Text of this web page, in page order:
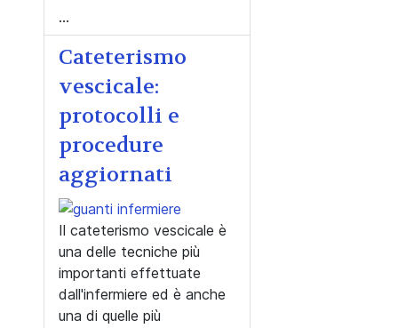
...
Cateterismo
vescicale:
protocolli e
procedure
aggiornati
Il cateterismo vescicale è
una delle tecniche più
importanti effettuate
dall'infermiere ed è anche
una di quelle più